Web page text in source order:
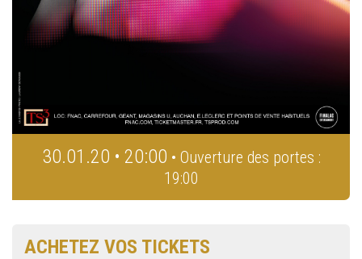
30.01.20 • 20:00 • Ouverture des portes :
19:00
ACHETEZ VOS TICKETS